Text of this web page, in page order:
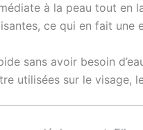
à la peau tout en
ce qui en fait une
sans avoir besoin
utilisées sur le visage,